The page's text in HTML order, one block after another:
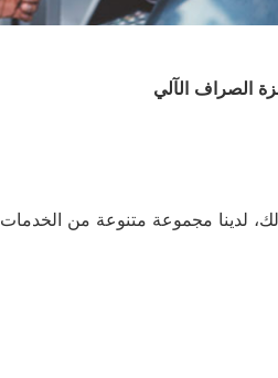
الصراف الآلي
لدينا مجموعة متنوعة من الخدمات